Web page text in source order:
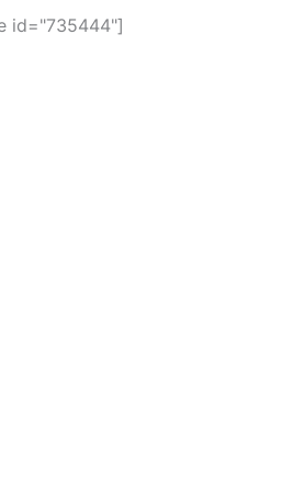
id="735444"]